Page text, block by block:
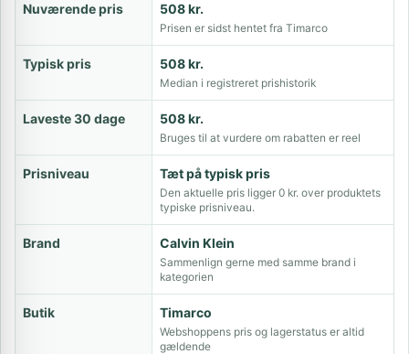
Nuværende pris 508 kr.
Prisen er sidst hentet fra Timarco
Typisk pris 508 kr.
Median i registreret prishistorik
Laveste 30 dage 508 kr.
Bruges til at vurdere om rabatten er reel
Prisniveau Tæt på typisk pris
Den aktuelle pris ligger 0 kr. over produktets
typiske prisniveau.
Brand Calvin Klein
Sammenlign gerne med samme brand i
kategorien
Butik Timarco
Webshoppens pris og lagerstatus er altid
gældende